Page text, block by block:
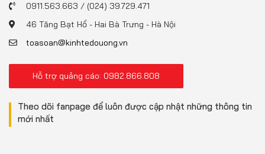
0911.563.663 / (024) 39.729.471
46 Tăng Bạt Hổ - Hai Bà Trưng - Hà Nội
toasoan@kinhtedouong.vn
Hỗ trợ quảng cáo: 0982.866.808
Theo dõi fanpage để luôn được cập nhật những thông tin
mới nhất